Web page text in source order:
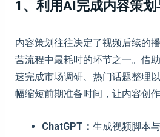
1、利用AI完成内容策
内容策划往往决定了视频后续的
营流程中最耗时的环节之一。借
速完成市场调研、热门话题整理
幅缩短前期准备时间，让内容创作
ChatGPT： 生成视频脚本